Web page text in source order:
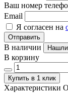
Ваш номер
Email
Я согласен на
Отправить
В наличии
В корзину
Купить в 1 клик
Характеристики